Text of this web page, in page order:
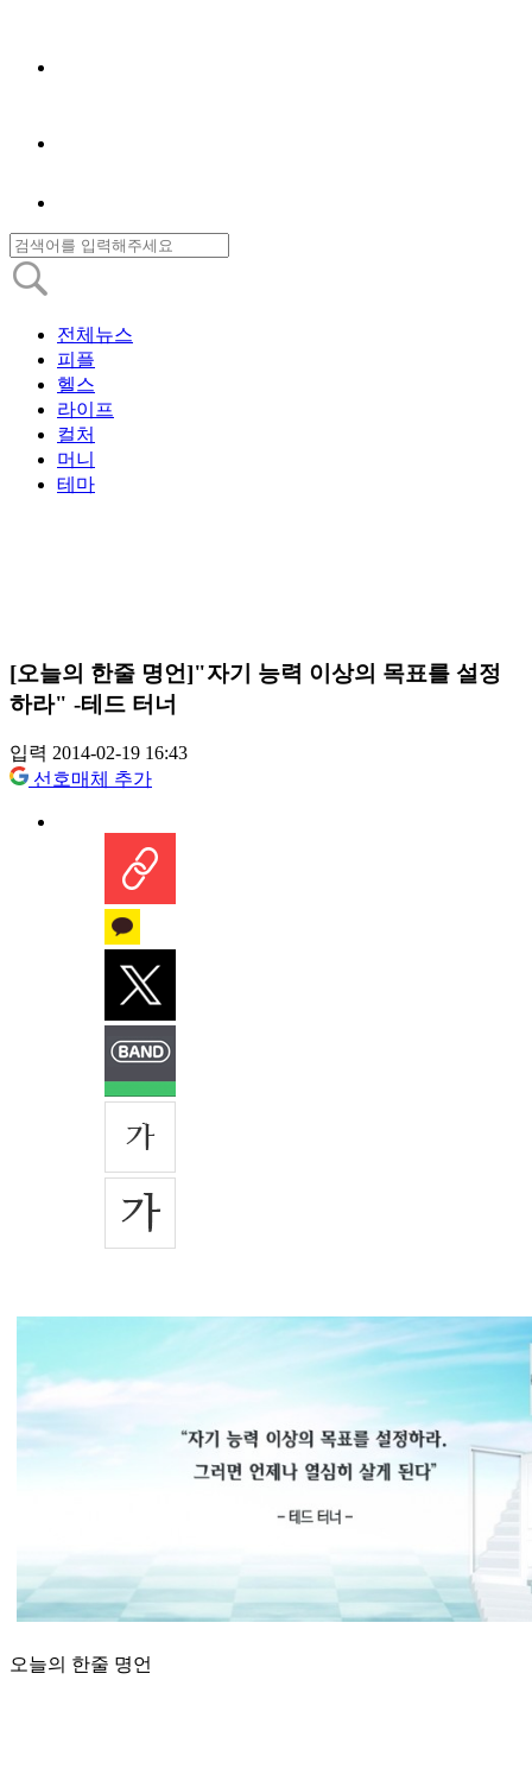
전체뉴스
피플
헬스
라이프
컬처
머니
테마
[오늘의 한줄 명언]"자기 능력 이상의 목표를 설정
하라" -테드 터너
입력 2014-02-19 16:43
선호매체 추가
오늘의 한줄 명언